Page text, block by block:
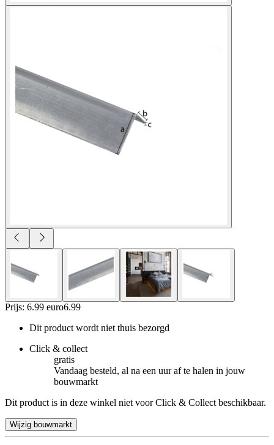
Prijs: 6.99 euro6.99
Dit product wordt niet thuis bezorgd
Click & collect
gratis
Vandaag besteld, al na een uur af te halen in jouw
bouwmarkt
Dit product is in deze winkel niet voor Click & Collect beschikbaar.
Wijzig bouwmarkt